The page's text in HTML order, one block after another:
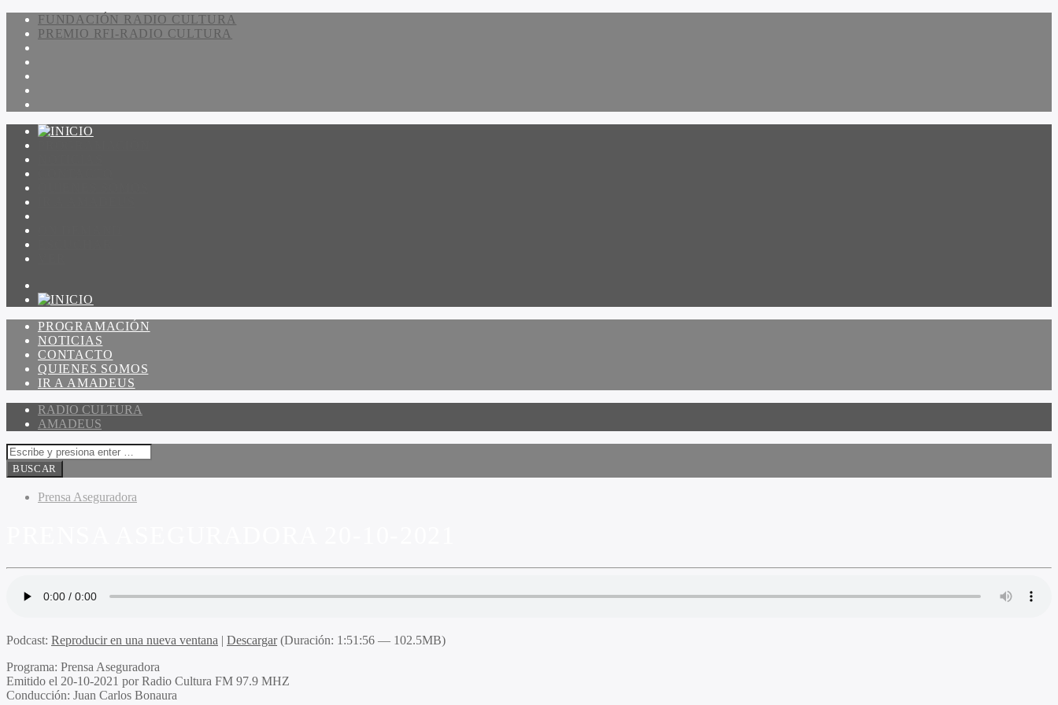
FUNDACIÓN RADIO CULTURA
PREMIO RFI-RADIO CULTURA
PROGRAMACIÓN
NOTICIAS
CONTACTO
QUIENES SOMOS
IR A AMADEUS
RADIO CULTURA
AMADEUS
Prensa Aseguradora
Podcast: Reproducir en una nueva ventana | Descargar(Duración: 1:51:56 — 102.5MB)
Programa: Prensa Aseguradora
Emitido el 20-10-2021 por Radio Cultura FM 97.9 MHZ
Conducción: Juan Carlos Bonaura